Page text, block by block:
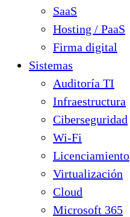
SaaS
Hosting / PaaS
Firma digital
Sistemas
Auditoría TI
Infraestructura
Ciberseguridad
Wi-Fi
Licenciamiento
Virtualización
Cloud
Microsoft 365